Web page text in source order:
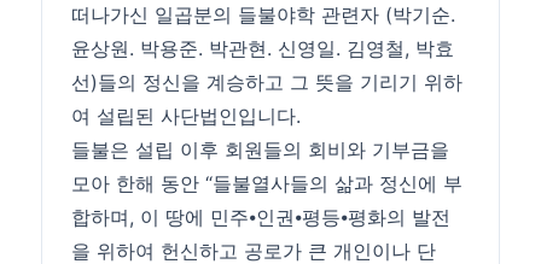
떠나가신 일곱분의 들불야학 관련자 (박기순.
윤상원. 박용준. 박관현. 신영일. 김영철, 박효
선)들의 정신을 계승하고 그 뜻을 기리기 위하
여 설립된 사단법인입니다.
들불은 설립 이후 회원들의 회비와 기부금을
모아 한해 동안 “들불열사들의 삶과 정신에 부
합하며, 이 땅에 민주⦁인권⦁평등⦁평화의 발전
을 위하여 헌신하고 공로가 큰 개인이나 단